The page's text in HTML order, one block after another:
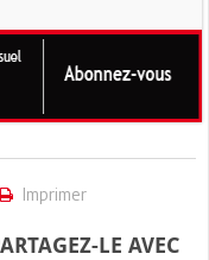
Imprimer
LE AVEC